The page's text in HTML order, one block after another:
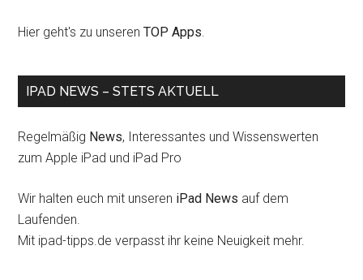
Hier geht's zu unserenTOP Apps.
IPAD NEWS – STETS AKTUELL
Regelmäßig News, Interessantes und Wissenswerten
zum Apple iPad und iPad Pro
Wir halten euch mit unseren iPad News auf dem
Laufenden.
Mit ipad-tipps.de verpasst ihr keine Neuigkeit mehr.